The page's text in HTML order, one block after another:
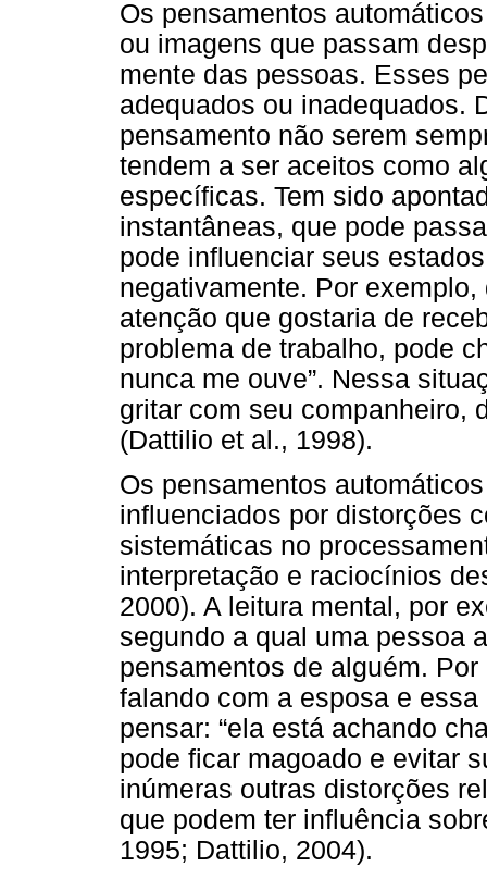
Os pensamentos
ou imagens que passam
mente das pessoas. Esses
adequados ou inadequados.
pensamento não serem
tendem a ser aceitos como
específicas. Tem sido
instantâneas, que pode
pode influenciar seus
negativamente. Por
atenção que gostaria de
problema de trabalho, pode
nunca me ouve”. Nessa
gritar com seu companheiro,
(Dattilio et al., 1998).
Os pensamentos
influenciados por distorções
sistemáticas no
interpretação e raciocínios
2000). A leitura mental, por
segundo a qual uma pessoa
pensamentos de alguém.
falando com a esposa e
pensar: “ela está achando
pode ficar magoado e evitar
inúmeras outras distorções
que podem ter influência
1995; Dattilio, 2004).